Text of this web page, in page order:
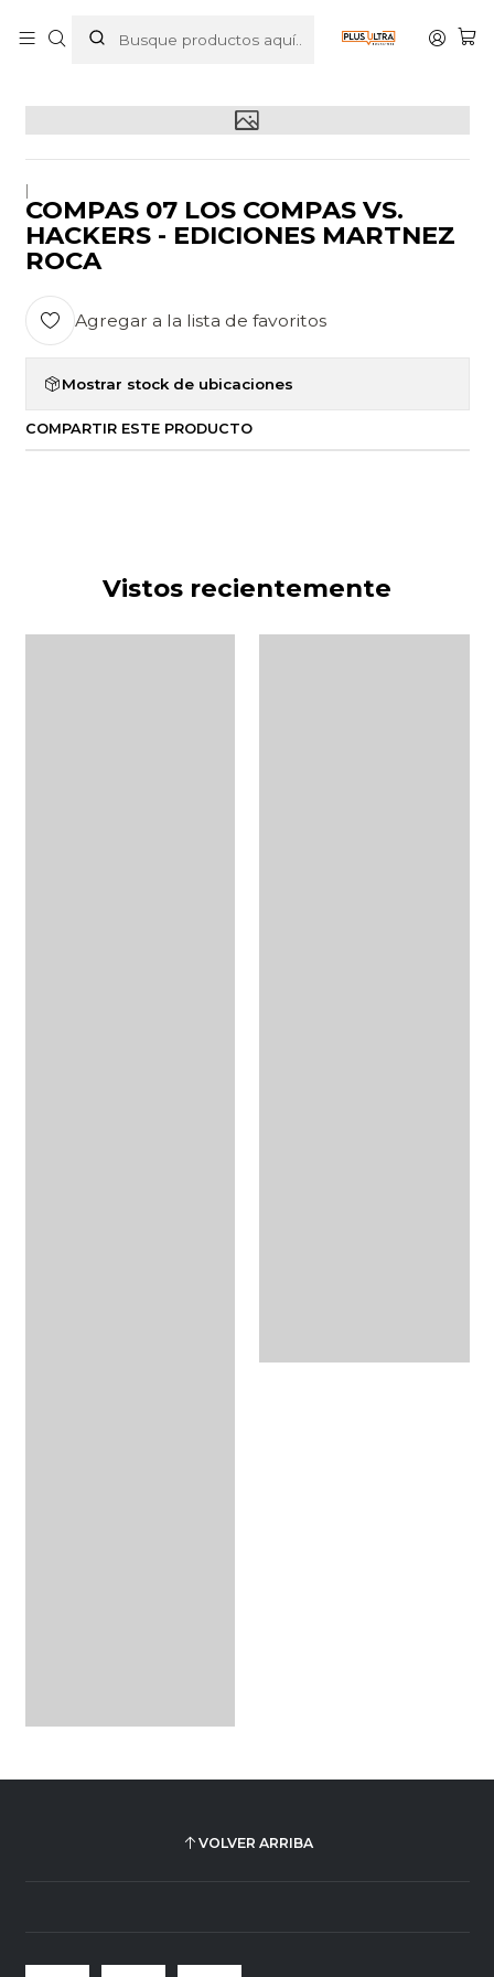
COMPAS 07 LOS COMPAS VS. HACKERS - EDICIONES
MARTNEZ ROCA
COMPAS 07 LOS COMPAS VS.
HACKERS - EDICIONES MARTNEZ
ROCA
Agregar a la lista de favoritos
Mostrar stock de ubicaciones
COMPARTIR ESTE PRODUCTO
Vistos recientemente
VOLVER ARRIBA